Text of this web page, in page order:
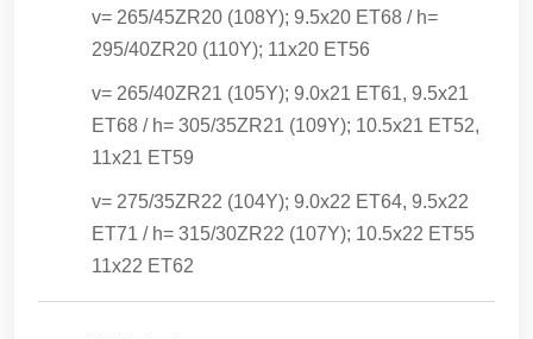
v= 265/45ZR20 (108Y); 9.5x20 ET68 / h=
295/40ZR20 (110Y); 11x20 ET56
v= 265/40ZR21 (105Y); 9.0x21 ET61, 9.5x21
ET68 / h= 305/35ZR21 (109Y); 10.5x21 ET52,
11x21 ET59
v= 275/35ZR22 (104Y); 9.0x22 ET64, 9.5x22
ET71 / h= 315/30ZR22 (107Y); 10.5x22 ET55
11x22 ET62